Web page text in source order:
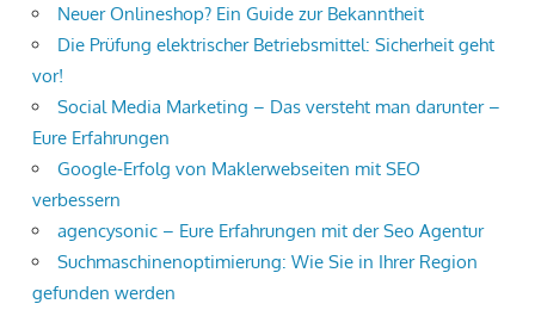
Neuer Onlineshop? Ein Guide zur Bekanntheit
Die Prüfung elektrischer Betriebsmittel: Sicherheit geht
vor!
Social Media Marketing – Das versteht man darunter –
Eure Erfahrungen
Google-Erfolg von Maklerwebseiten mit SEO
verbessern
agencysonic – Eure Erfahrungen mit der Seo Agentur
Suchmaschinenoptimierung: Wie Sie in Ihrer Region
gefunden werden